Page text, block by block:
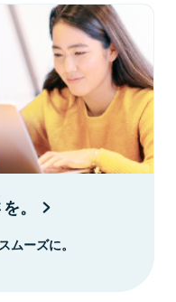
。
ムーズに。